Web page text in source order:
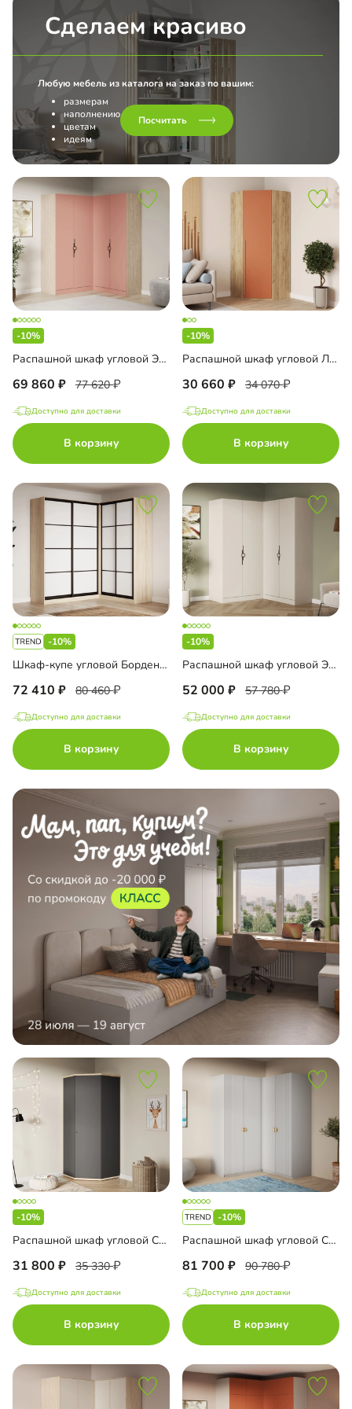
Сделаем красиво
Любую мебель из каталога на заказ по вашим:
размерам
наполнению
цветам
идеям
Посчитать
-10%
Распашной шкаф угловой Элавия-2-500 Премиум
69 860 77 620
Доступно для доставки
В корзину
-10%
Распашной шкаф угловой Лорэна-900 Премиум Эко
30 660 34 070
Доступно для доставки
В корзину
-10%
Шкаф-купе угловой Борден-6-4 1800
72 410 80 460
Доступно для доставки
В корзину
-10%
Распашной шкаф угловой Элавия-2-500
52 000 57 780
Доступно для доставки
В корзину
-10%
Распашной шкаф угловой Селси-900
31 800 35 330
Доступно для доставки
В корзину
-10%
Распашной шкаф угловой Санторини-600 Лайф
81 700 90 780
Доступно для доставки
В корзину